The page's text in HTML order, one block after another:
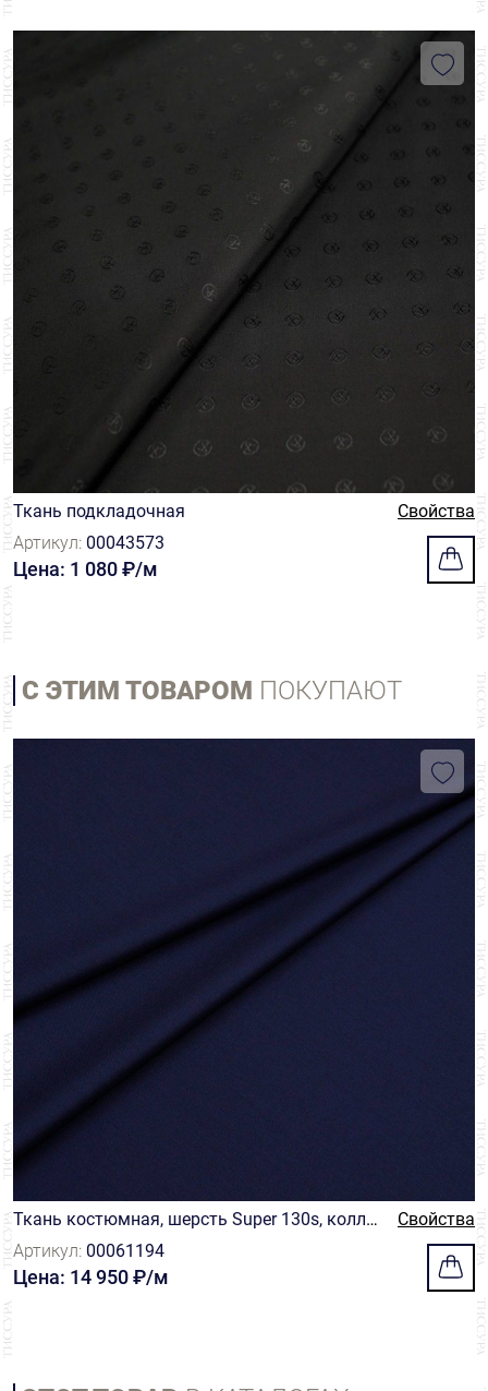
Ткань подкладочная
Свойства
Артикул: 00043573
Цена: 1 080 ₽/м
С ЭТИМ ТОВАРОМ ПОКУПАЮТ
Ткань костюмная, шерсть Super 130s, колле
кция Exel, цвет темно-синий
Свойства
Артикул: 00061194
Цена: 14 950 ₽/м